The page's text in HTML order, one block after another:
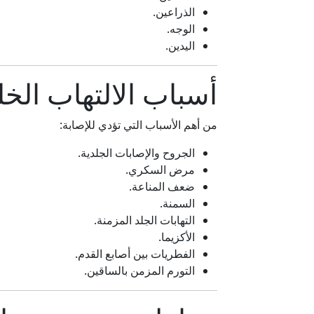
الذراعين.
الوجه.
اليدين.
أسباب الالتهاب
من أهم الأسباب التي تؤدي للإصابة:
الجروح والإصابات الجلدية.
مرض السكري.
ضعف المناعة.
السمنة.
التهابات الجلد المزمنة.
الأكزيما.
الفطريات بين أصابع القدم.
التورم المزمن بالساقين.